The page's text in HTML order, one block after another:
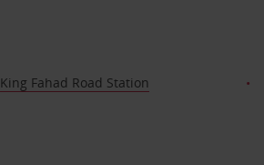
King Fahad Road Station